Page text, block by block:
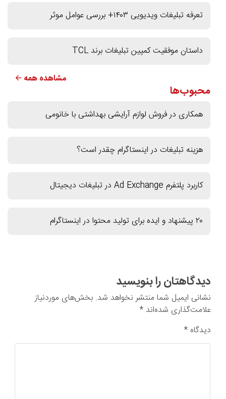
تعرفه تبلیغات ویدیویی ۱۴۰۳+ بررسی عوامل موثر
داستان موفقیت کمپین تبلیغات برند TCL
مشاهده همه 🡨
محبوب‌ها
همکاری در فروش لوازم آرایشی بهداشتی با خانومی
هزینه تبلیغات در اینستاگرام چقدر است؟
کاربرد پلتفرم Ad Exchange در تبلیغات دیجیتال
۲۰ پیشنهاد و ایده برای تولید محتوا در اینستاگرام
دیدگاهتان را بنویسید
نشانی ایمیل شما منتشر نخواهد شد. بخش‌های موردنیاز
علامت‌گذاری شده‌اند *
دیدگاه *